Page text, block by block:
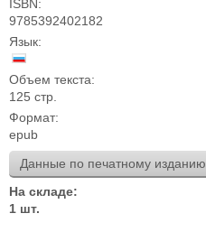
ISBN:
9785392402182
Язык:
Объем текста:
125 стр.
Формат:
epub
Данные по печатному изданию
На складе:
1 шт.